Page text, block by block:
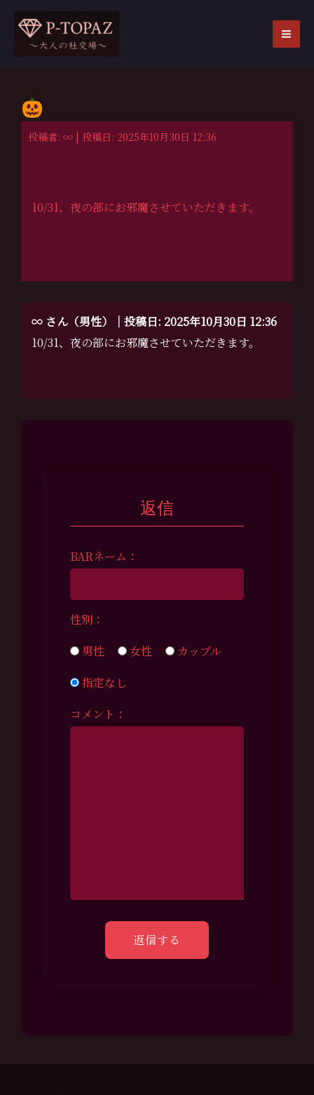
投稿者: ∞ | 投稿日: 2025年10月30日 12:36
10/31、夜の部にお邪魔させていただきます。
∞ さん（男性）｜投稿日: 2025年10月30日 12:36
10/31、夜の部にお邪魔させていただきます。
返信
BARネーム：
性別：
男性
女性
カップル
指定なし
コメント：